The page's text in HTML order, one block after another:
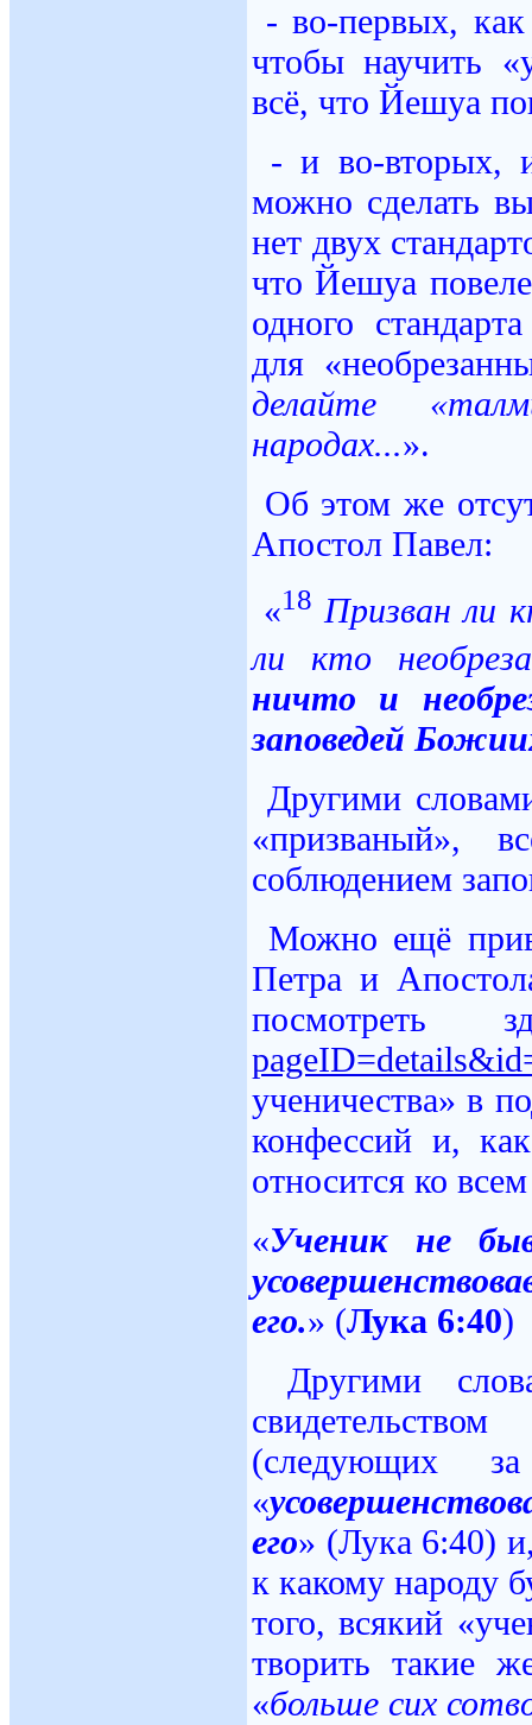
- во-первых,
чтобы научить
всё, что Йешуа
- и во-вторых,
можно сделать
нет двух
что Йешуа
одного
для
делайте
народах...».
Об этом же
Апостол Павел:
«18 Призван ли
ли кто
ничто и
заповедей
Другими
«призваный»,
соблюдением
Можно ещё
Петра и
ученичества» в
конфессий и,
относится ко
«Ученикне
его.» (Лука 6:40)
Другими
(следующих
«
его» (Лука 6:40)
к какому народу
того, всякий
творить такие
«больше сих